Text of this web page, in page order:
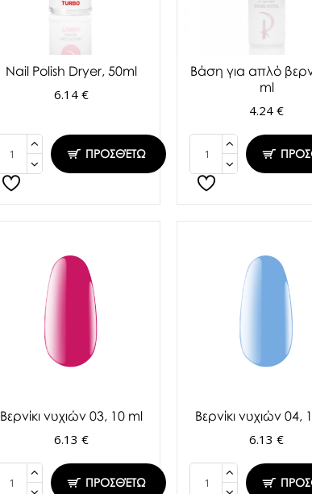
Nail Polish Dryer, 50ml
6.14 €
ΠΡΟΣΘΈΤΩ
Βάση για απλό
ml
4.24 €
Βερνίκι νυχιών 03, 10 ml
6.13 €
ΠΡΟΣΘΈΤΩ
Βερνίκι νυχιών 04,
6.13 €